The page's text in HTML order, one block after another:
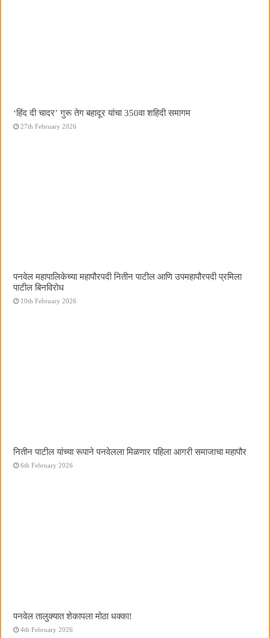
‘हिंद दी चादर’ गुरू तेग बहादूर यांचा 350वा शहिदी समागम
27th February 2026
पनवेल महापालिकेच्या महापौरपदी नितीन पाटील आणि उपमहापौरपदी प्रमिला
पाटील बिनविरोध
10th February 2026
नितीन पाटील यांच्या रूपाने पनवेलला मिळणार पहिला आगरी समाजाचा महापौर
6th February 2026
पनवेल तालुक्यात शेकापला मोठा धक्का!
4th February 2026